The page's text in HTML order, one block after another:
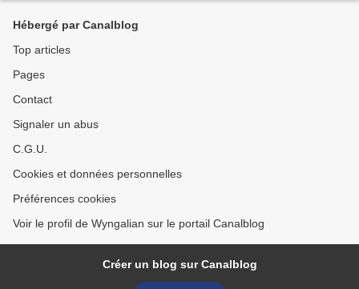
Hébergé par Canalblog
Top articles
Pages
Contact
Signaler un abus
C.G.U.
Cookies et données personnelles
Préférences cookies
Voir le profil de Wyngalian sur le portail Canalblog
Créer un blog sur Canalblog